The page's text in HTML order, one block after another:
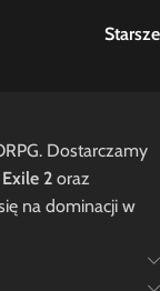
Starsze
Dostarczamy
2 oraz
na dominacji w